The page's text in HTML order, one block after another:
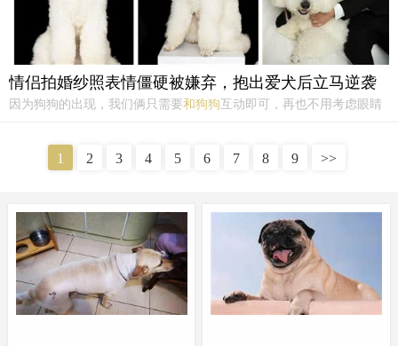
情侣拍婚纱照表情僵硬被嫌弃，抱出爱犬后立马逆袭
因为狗狗的出现，我们俩只需要和狗狗 互动即可，再也不用考虑眼睛
得飞快。手不知道放哪儿？撸狗就行！不会摆姿势？狗狗贡献握手技
能，轻松解决。眼睛不知道看哪里？看狗就行！身体僵硬？靠着狗
1 2 3 4 5 6 7 8 9 >>